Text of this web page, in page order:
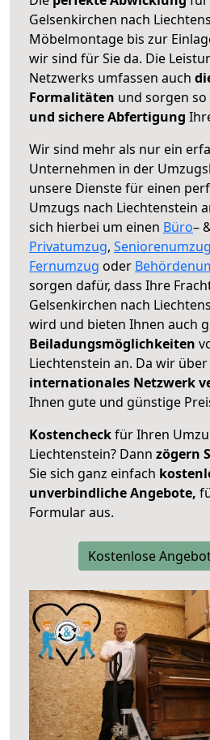
Gelsenkirchen nach
Möbelmontage bis zur
wir sind für Sie da. Die
Netzwerks umfassen auch
Formalitäten und sorgen
und sichere Abfertigung
Wir sind mehr als nur ein
Unternehmen in der
unsere Dienste für einen
Umzugs nach Liechtenstein
sich hierbei um einen Büro–
Privatumzug, Seniorenumzug
Fernumzug oder
sorgen dafür, dass Ihre
Gelsenkirchen nach
wird und bieten Ihnen auch
Beiladungsmöglichkeiten
Liechtenstein an. Da wir über
internationales Netzwerk
Ihnen gute und günstige
Kostencheckfür Ihren
Liechtenstein? Dann zögern
Sie sich ganz einfach
unverbindliche Angebote,
Formular aus.
Kostenlose